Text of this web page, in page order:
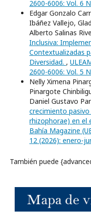
2600-6006: Vol. 6
Edgar Gonzalo
Ibáñez Vallejo,
Alberto Salinas
Inclusiva:
Contextualizadas
Diversidad. ,
2600-6006: Vol. 5
Nelly Ximena
Pinargote
Daniel Gustavo
crecimiento pasivo
rhizophorae) en el
Bahía Magazine
12 (2026): enero-
También puede